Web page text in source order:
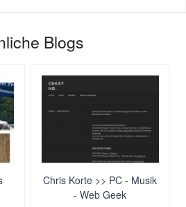
Blogs
Chris Korte >> PC - Musik
- Web Geek